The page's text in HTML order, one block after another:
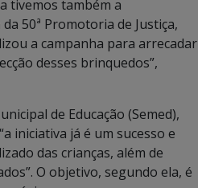
tivemos também a
50ª Promotoria de Justiça,
a campanha para arrecadar
desses brinquedos”,
de Educação (Semed),
iniciativa já é um sucesso e
das crianças, além de
O objetivo, segundo ela, é